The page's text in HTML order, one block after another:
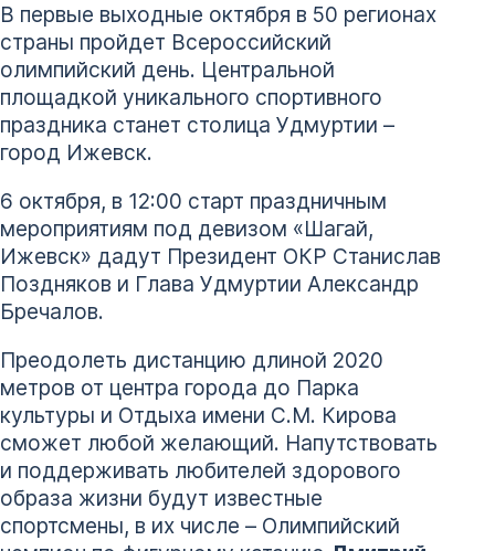
В первые выходные октября в 50 регионах
страны пройдет Всероссийский
олимпийский день. Центральной
площадкой уникального спортивного
праздника станет столица Удмуртии –
город Ижевск.
6 октября, в 12:00 старт праздничным
мероприятиям под девизом «Шагай,
Ижевск» дадут Президент ОКР Станислав
Поздняков и Глава Удмуртии Александр
Бречалов.
Преодолеть дистанцию длиной 2020
метров от центра города до Парка
культуры и Отдыха имени С.М. Кирова
сможет любой желающий. Напутствовать
и поддерживать любителей здорового
образа жизни будут известные
спортсмены, в их числе – Олимпийский